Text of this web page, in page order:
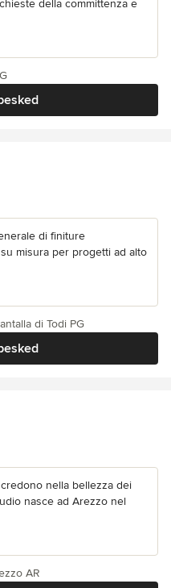
della committenza e
af 5 stjerner
di finiture
misura per progetti ad alto
di Todi PG
af 5 stjerner
nella bellezza dei
nasce ad Arezzo nel
AR